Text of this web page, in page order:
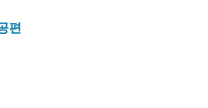
편